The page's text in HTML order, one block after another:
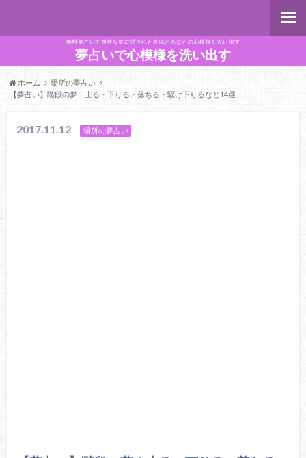
無料夢占いで複雑な夢に隠された意味とあなたの心模様を洗い出す
夢占いで心模様を洗い出す
ホーム
場所の夢占い
【夢占い】階段の夢！上る・下りる・落ちる・駆け下りるなど14選
2017.11.12 場所の夢占い